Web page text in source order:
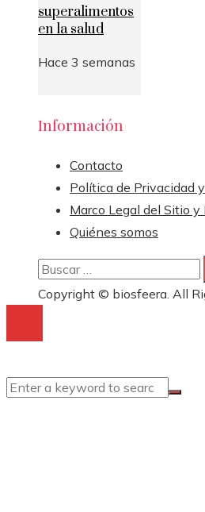
superalimentos
en la salud
Hace 3 semanas
Información
Contacto
Política de Privacidad
Marco Legal del Sitio y
Quiénes somos
Buscar:
Copyright © biosfeera. All